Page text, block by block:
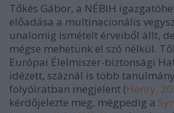
Tőkés Gábor, a NÉBIH
előadása a multinacionális
unalomig ismételt érveiből állt,
mégse mehetünk el szó nélkül.
Európai Élelmiszer-biztonsági
idézett, száznál is több
folyóiratban megjelent (Henry,
kérdőjelezte meg, mégpedig a